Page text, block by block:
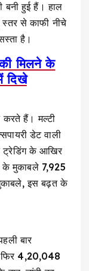
बनी हुई हैं। हाल
से काफी नीचे
है।
मिलने के
दिखे
करते हैं। मल्टी
डेट वाली
ट्रेडिंग के आखिर
मुकाबले ₹7,925
इस बढ़त के
बार
₹4,20,048